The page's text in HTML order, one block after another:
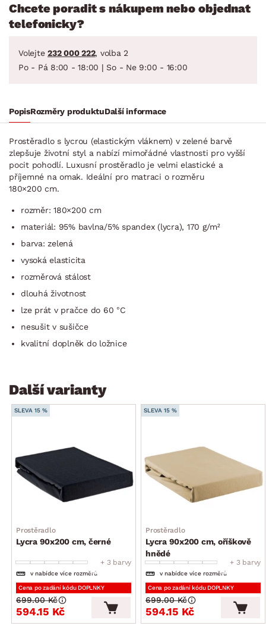
Chcete poradit s nákupem nebo objednat
telefonicky?
Volejte 232 000 222, volba 2
Po - Pá 8:00 - 18:00 | So - Ne 9:00 - 16:00
PopisRozměry produktuDalší informace
Prostěradlo s lycrou (elastickým vláknem) v zelené barvě
zlepšuje životní styl a nabízí mimořádné vlastnosti pro vyšší
pocit pohodlí. Luxusní prostěradlo je velmi elastické a
příjemné na omak. Ideální pro matraci o rozměru
180×200 cm.
rozměr: 180×200 cm
materiál: 95% bavlna/5% spandex (lycra), 170 g/m²
barva: zelená
vysoká elasticita
rozměrová stálost
dlouhá životnost
lze prát v pračce do 60 °C
nesušit v sušičce
kvalitní doplněk do ložnice
Další varianty
SLEVA 15 %
Prostěradlo
Lycra 90x200 cm, černé
+ 3 barvy
v nabídce více rozměrů
Cena po zadání kódu DOPLNKY
594.15 Kč
699.00 Kč
SLEVA 15 %
Prostěradlo
Lycra 90x200 cm, oříškově
hnědé
+ 3 barvy
v nabídce více rozměrů
Cena po zadání kódu DOPLNKY
594.15 Kč
699.00 Kč